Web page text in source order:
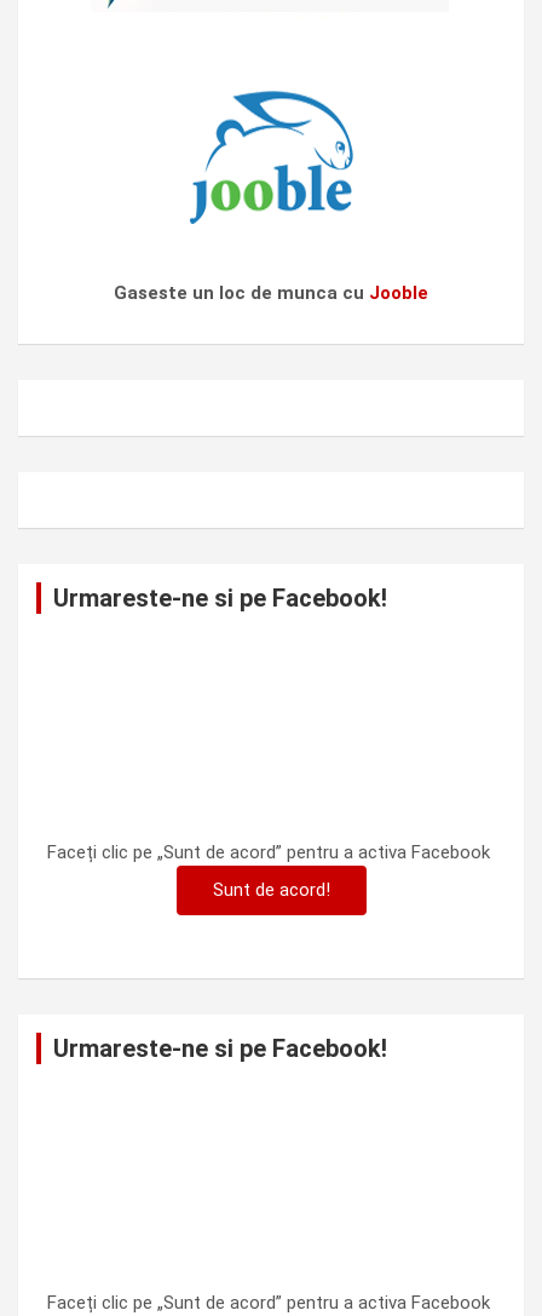
Gaseste un loc de munca cu Jooble
Urmareste-ne si pe Facebook!
Faceți clic pe „Sunt de acord” pentru a activa Facebook
Sunt de acord!
Urmareste-ne si pe Facebook!
Faceți clic pe „Sunt de acord” pentru a activa Facebook